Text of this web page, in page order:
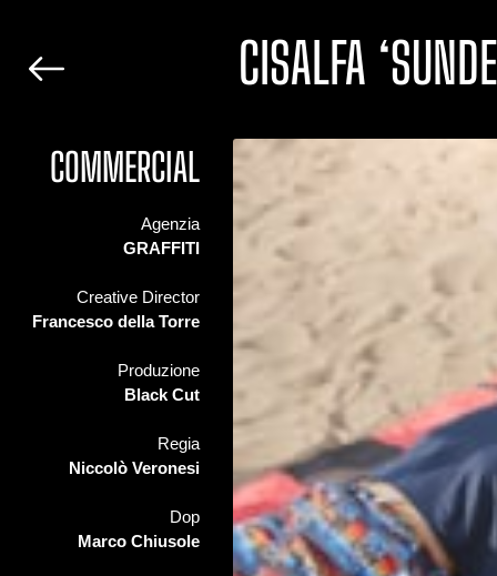
CISALFA
COMMERCIAL
Agenzia
GRAFFITI
Creative Director
Francesco della Torre
Produzione
Black Cut
Regia
Niccolò Veronesi
Dop
Marco Chiusole